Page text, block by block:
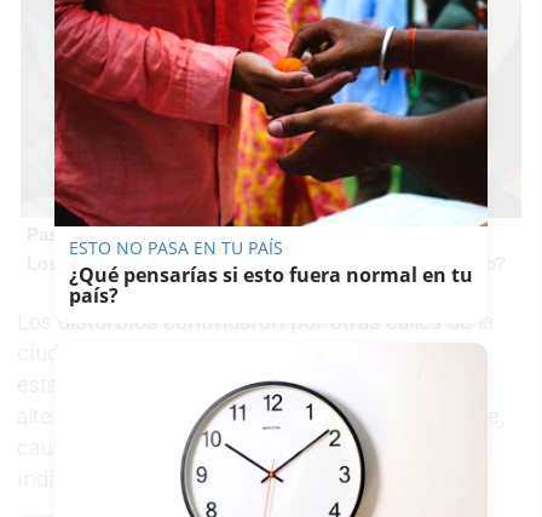
Pasaportes que abren puertas
Los pasaportes más poderosos del mundo, ¿está el tuyo?
Los disturbios continuaron por otras calles de la
. En
esta zona, una piedra lanzada durante los
altercados impactó en la cabeza de un viandante,
causándole una herida profunda, según han
indicado fuentes policiales.
ESTO NO PASA EN TU PAÍS
¿Qué pensarías si esto fuera normal en tu
país?